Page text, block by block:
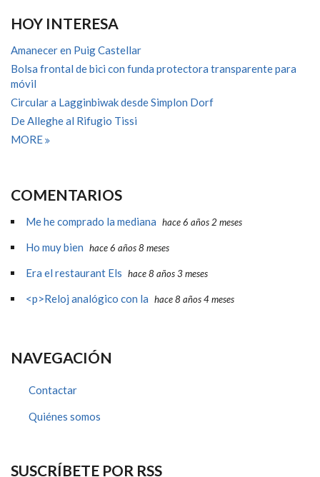
HOY INTERESA
Amanecer en Puig Castellar
Bolsa frontal de bici con funda protectora transparente para
móvil
Circular a Lagginbiwak desde Simplon Dorf
De Alleghe al Rifugio Tissi
MORE
COMENTARIOS
Me he comprado la mediana hace 6 años 2 meses
Ho muy bien hace 6 años 8 meses
Era el restaurant Els hace 8 años 3 meses
<p>Reloj analógico con la hace 8 años 4 meses
NAVEGACIÓN
Contactar
Quiénes somos
SUSCRÍBETE POR RSS